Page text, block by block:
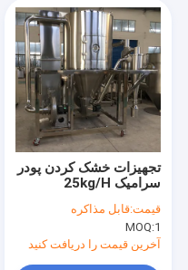
تجهیزات خشک کردن پودر
سرامیک 25kg/H
قیمت:قابل مذاکره
MOQ:1
آخرین قیمت را دریافت کنید